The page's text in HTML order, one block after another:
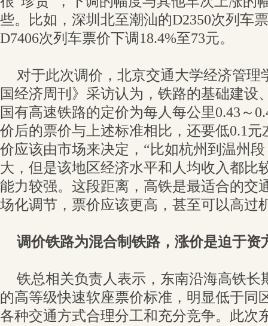
些。比如，深圳北至潮汕的D2350次列车
D7406次列车票价下调18.4%至73元。
对于此次调价，北京交通大学经济管理
国经济周刊》采访认为，铁路的基础建设
国有高速铁路的定价为每人每公里0.43～
价后的票价与上述标准相比，还要低0.1
价应该由市场来决定，“比如杭州到温州
大，但是该地区经济水平和人均收入都比
能力较强。这段距离，高铁是最适合的交
场化调节，票价应该更高，甚至可以高过
调价铁路为混合制铁路， 涨价是迫于资
铁总相关负责人表示，东南沿海高铁长
的高等级快速软座票价标准，明显低于同
各种交通方式合理分工和充分竞争。此次